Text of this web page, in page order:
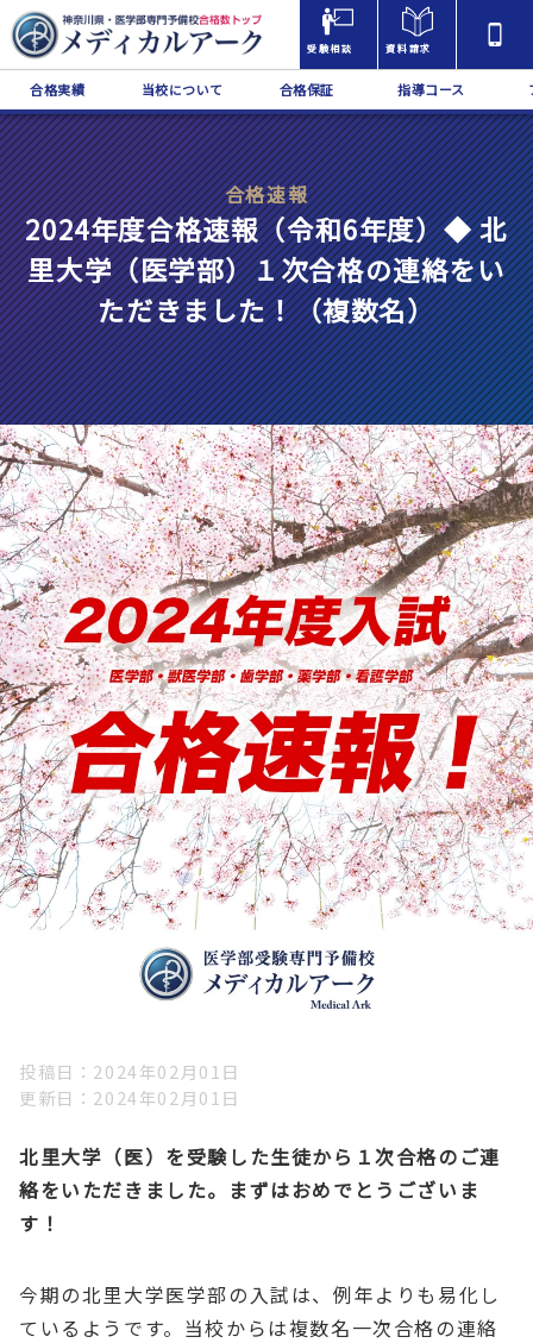
受験相談 資料請求
合格実績 当校について 合格保証 指導コース
合格速報
2024年度合格速報（令和6年度）◆ 北
里大学（医学部）１次合格の連絡をい
ただきました！（複数名）
投稿日
2024年02月01日
更新日
2024年02月01日
北里大学（医）を受験した生徒から１次合格のご連
絡をいただきました。まずはおめでとうございま
す！
今期の北里大学医学部の入試は、例年よりも易化し
ているようです。当校からは複数名一次合格の連絡